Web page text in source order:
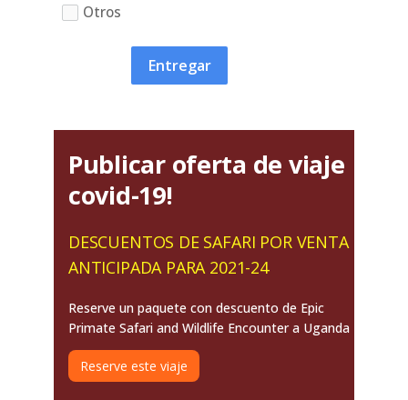
Otros
Entregar
Publicar oferta de viaje
covid-19!
DESCUENTOS DE SAFARI POR VENTA
ANTICIPADA PARA 2021-24
Reserve un paquete con descuento de Epic
Primate Safari and Wildlife Encounter a Uganda
Reserve este viaje